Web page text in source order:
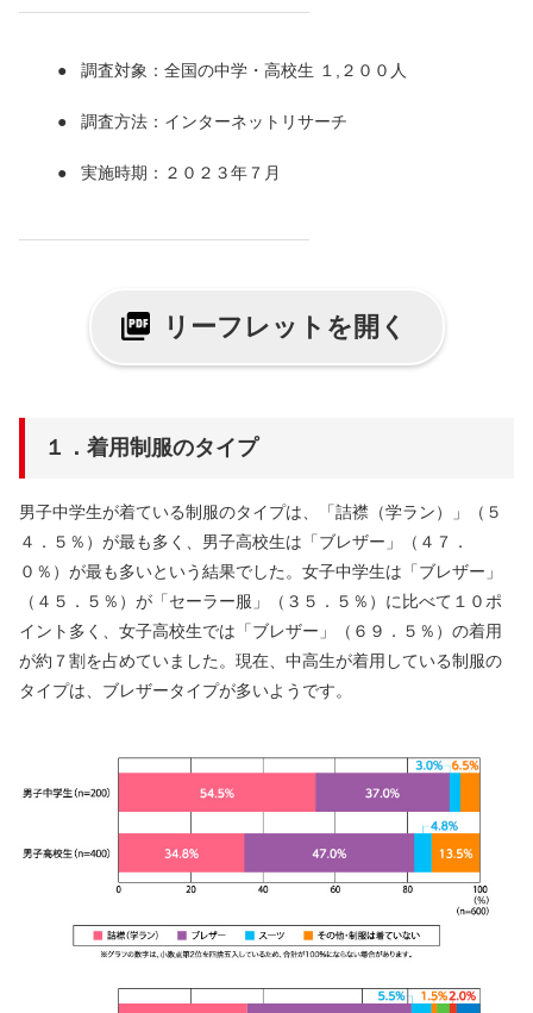
調査対象：全国の中学・高校生 １,２００人
調査方法：インターネットリサーチ
実施時期：２０２３年７月
リーフレットを開く
１．着用制服のタイプ
男子中学生が着ている制服のタイプは、「詰襟（学ラン）」（５
４．５％）が最も多く、男子高校生は「ブレザー」（４７．
０％）が最も多いという結果でした。女子中学生は「ブレザー」
（４５．５％）が「セーラー服」（３５．５％）に比べて１０ポ
イント多く、女子高校生では「ブレザー」（６９．５％）の着用
が約７割を占めていました。現在、中高生が着用している制服の
タイプは、ブレザータイプが多いようです。